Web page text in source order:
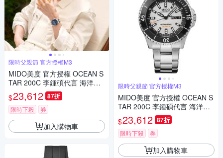
限時父親節 官方授權M3
MIDO美度 官方授權 OCEAN S
TAR 200C 李鍾碩代言 海洋之
星 潛水機械腕錶 父親節 禮物
推薦 41mm/M0269301104100
$23,612 87折
限時下殺 券
加入購物車
限時父親節 官方授權M3
MIDO美度 官方授權 OCEAN S
TAR 200C 李鍾碩代言 海洋之
星 潛水機械腕錶 父親節 禮物
推薦 41mm/M0269301101100
$23,612 87折
限時下殺 券
加入購物車